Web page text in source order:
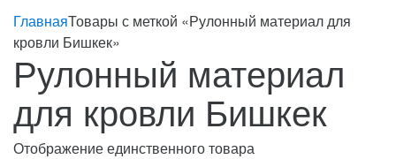
ГлавнаяТовары с меткой «Рулонный материал для
кровли Бишкек»
Рулонный материал
для кровли Бишкек
Отображение единственного товара